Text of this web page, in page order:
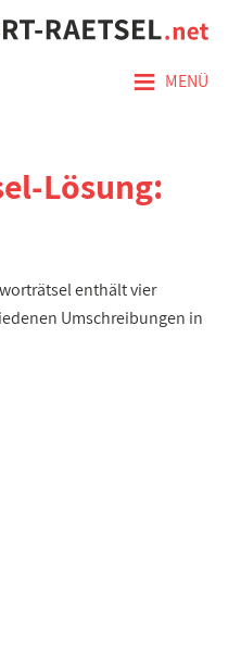
≡ MENÜ
Lösung:
enthält vier
Umschreibungen in